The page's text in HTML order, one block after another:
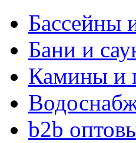
Бассейны
Бани и
Камины и
b2b